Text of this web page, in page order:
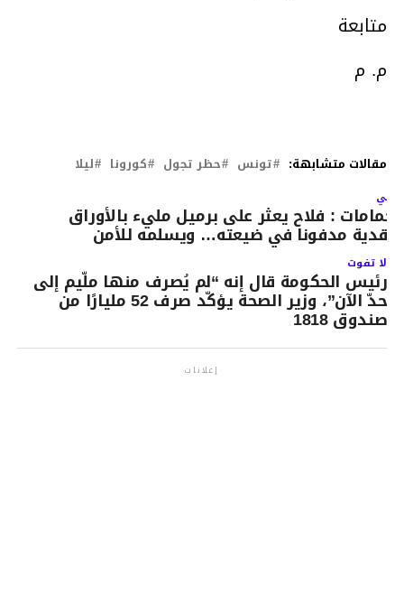
متابعة
م. م
مقالات متشابهة: تونس حظر تجول كورونا ليلا
: فلاح يعثر على برميل مليء بالأوراق
مدفونا في ضيعته… ويسلمه للأمن
لا تفوت
رئيس الحكومة قال إنه “لم يُصرف منها ملّيم إلى
حدّ الآن”، وزير الصحة يؤكّد صرف 52 مليارًا من
صندوق 1818
إعلانات